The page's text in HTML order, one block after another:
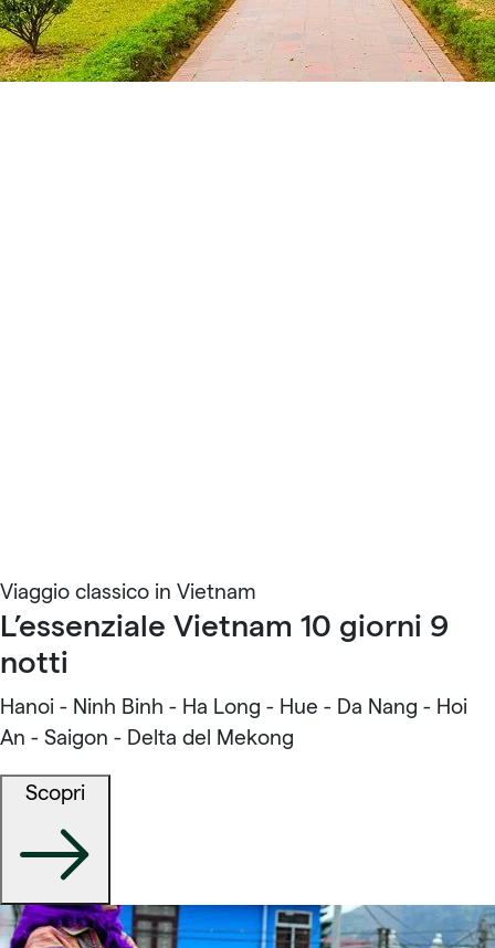
Viaggio classico in Vietnam
L’essenziale Vietnam 10 giorni 9
notti
Hanoi - Ninh Binh - Ha Long - Hue - Da Nang - Hoi
An - Saigon - Delta del Mekong
Scopri